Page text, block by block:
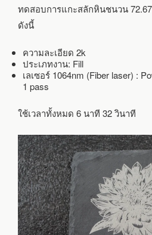
ทดสอบการแกะสลักหินชนวน
ดังนี้
ความละเอียด 2k
ประเภทงาน: Fill
เลเซอร์ 1064nm (Fiber laser) :
1 pass
ใช้เวลาทั้งหมด 6 นาที 32 วินาที